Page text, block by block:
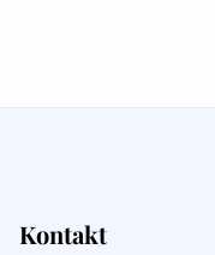
Kontakt